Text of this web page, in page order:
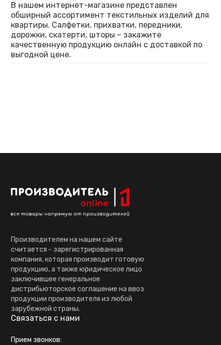
В нашем интернет-магазине представлен
обширный ассортимент текстильных изделий для
квартиры. Салфетки, прихватки, передники,
дорожки, скатерти, шторы – закажите
качественную продукцию онлайн с доставкой по
выгодной цене.
Производителем на нашем сайте
считается - зарегистрированная
компания, которая производит готовую
продукцию, а также юридическое лицо
заключившее генеральное
дистрибьюторское соглашение на ввоз
продукции производителя из любой
зарубежной страны.
Связаться с нами
Прием звонков: